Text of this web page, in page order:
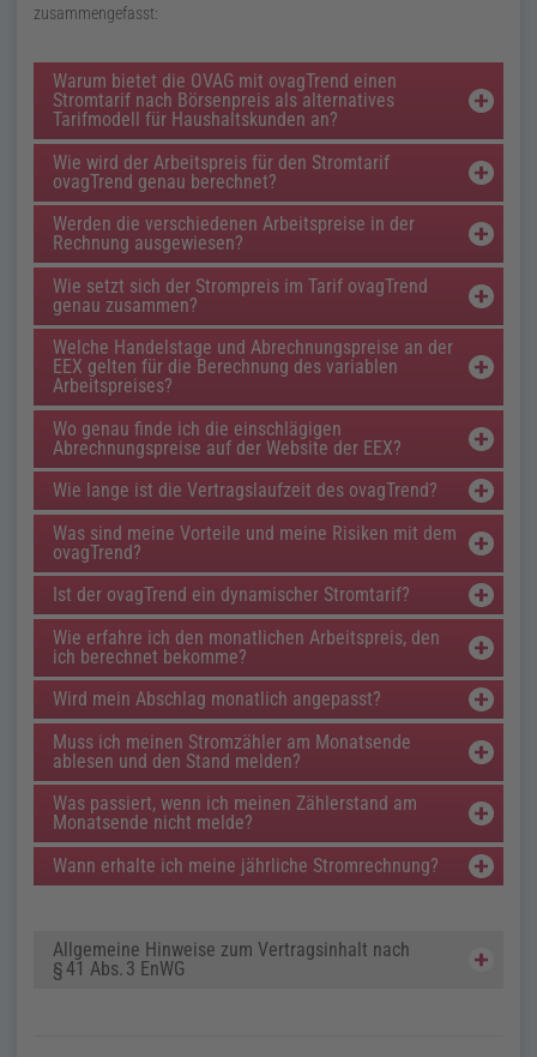
zusammengefasst:
Warum bietet die OVAG mit ovagTrend einen
Stromtarif nach Börsenpreis als alternatives
Tarifmodell für Haushaltskunden an?
Wie wird der Arbeitspreis für den Stromtarif
ovagTrend genau berechnet?
Werden die verschiedenen Arbeitspreise in der
Rechnung ausgewiesen?
Wie setzt sich der Strompreis im Tarif ovagTrend
genau zusammen?
Welche Handelstage und Abrechnungspreise an der
EEX gelten für die Berechnung des variablen
Arbeitspreises?
Wo genau finde ich die einschlägigen
Abrechnungspreise auf der Website der EEX?
Wie lange ist die Vertragslaufzeit des ovagTrend?
Was sind meine Vorteile und meine Risiken mit dem
ovagTrend?
Ist der ovagTrend ein dynamischer Stromtarif?
Wie erfahre ich den monatlichen Arbeitspreis, den
ich berechnet bekomme?
Wird mein Abschlag monatlich angepasst?
Muss ich meinen Stromzähler am Monatsende
ablesen und den Stand melden?
Was passiert, wenn ich meinen Zählerstand am
Monatsende nicht melde?
Wann erhalte ich meine jährliche Stromrechnung?
Allgemeine Hinweise zum Vertragsinhalt nach
§41 Abs. 3 EnWG